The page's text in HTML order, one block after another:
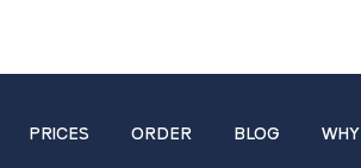
PRICES ORDER BLOG